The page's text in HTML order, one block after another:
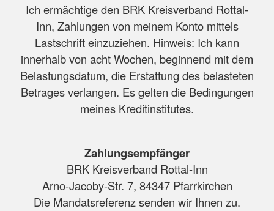
Ich ermächtige den BRK Kreisverband Rottal-
Inn, Zahlungen von meinem Konto mittels
Lastschrift einzuziehen. Hinweis: Ich kann
innerhalb von acht Wochen, beginnend mit dem
Belastungsdatum, die Erstattung des belasteten
Betrages verlangen. Es gelten die Bedingungen
meines Kreditinstitutes.
Zahlungsempfänger
BRK Kreisverband Rottal-Inn
Arno-Jacoby-Str. 7, 84347 Pfarrkirchen
Die Mandatsreferenz senden wir Ihnen zu.